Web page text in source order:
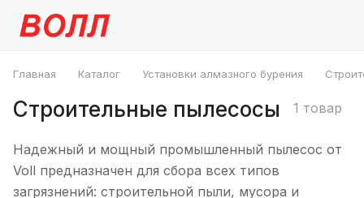
Главная Каталог Установки алмазного бурения
Строительные пылесосы 1 товар
Надежный и мощный промышленный пылесос от
Voll предназначен для сбора всех типов
загрязнений: строительной пыли, мусора и